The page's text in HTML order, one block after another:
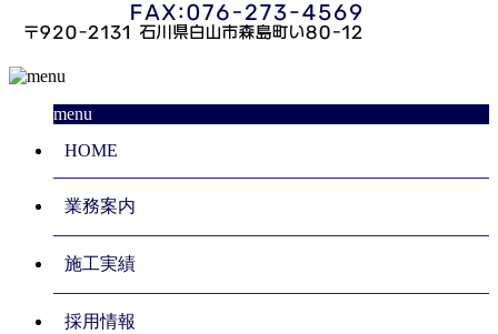
menu
HOME
業務案内
施工実績
採用情報